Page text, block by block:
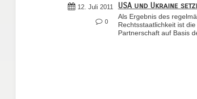
12. Juli 2011
0
USA und Ukraine
Als Ergebnis des
Rechtsstaatlichkeit ist
Partnerschaft auf Basis